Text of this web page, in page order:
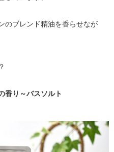
のブレンド精油を香らせなが
香り～バスソルト